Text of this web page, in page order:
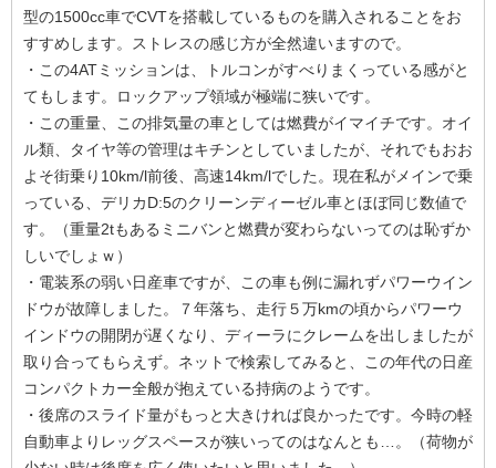
型の1500cc車でCVTを搭載しているものを購入されることをお
すすめします。ストレスの感じ方が全然違いますので。
・この4ATミッションは、トルコンがすべりまくっている感がと
てもします。ロックアップ領域が極端に狭いです。
・この重量、この排気量の車としては燃費がイマイチです。オイ
ル類、タイヤ等の管理はキチンとしていましたが、それでもおお
よそ街乗り10km/l前後、高速14km/lでした。現在私がメインで乗
っている、デリカD:5のクリーンディーゼル車とほぼ同じ数値で
す。（重量2tもあるミニバンと燃費が変わらないってのは恥ずか
しいでしょｗ）
・電装系の弱い日産車ですが、この車も例に漏れずパワーウイン
ドウが故障しました。７年落ち、走行５万kmの頃からパワーウ
インドウの開閉が遅くなり、ディーラにクレームを出しましたが
取り合ってもらえず。ネットで検索してみると、この年代の日産
コンパクトカー全般が抱えている持病のようです。
・後席のスライド量がもっと大きければ良かったです。今時の軽
自動車よりレッグスペースが狭いってのはなんとも…。（荷物が